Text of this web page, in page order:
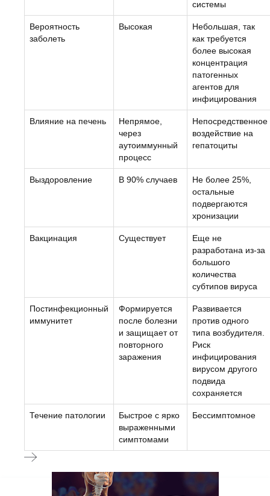
системы
Вероятность
заболеть
Высокая
Небольшая, так
как требуется
более высокая
концентрация
патогенных
агентов для
инфицирования
Влияние на печень
Непрямое,
через
аутоиммунный
процесс
Непосредственное
воздействие на
гепатоциты
Выздоровление В 90% случаев
Не более 25%,
остальные
подвергаются
хронизации
Вакцинация Существует
Еще не
разработана из-за
большого
количества
субтипов вируса
Постинфекционный
иммунитет
Формируется
после болезни
и защищает от
повторного
заражения
Развивается
против одного
типа возбудителя.
Риск
инфицирования
вирусом другого
подвида
сохраняется
Течение патологии
Быстрое с ярко
выраженными
симптомами
Бессимптомное